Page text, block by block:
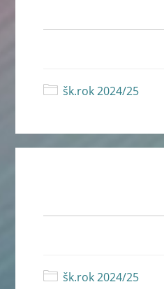
šk.rok 2024/25
šk.rok 2024/25